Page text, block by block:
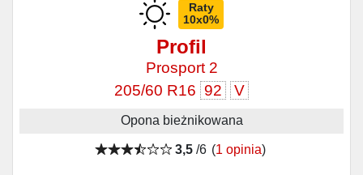
Raty
10x0%
Profil
Prosport 2
205/60 R16 92 V
Opona bieżnikowana
3,5/6 (1 opinia)